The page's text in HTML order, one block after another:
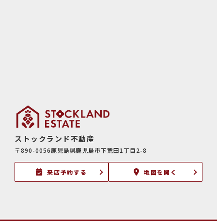
ストックランド不動産
〒890-0056鹿児島県鹿児島市下荒田1丁目2-8
来店予約する 地図を開く